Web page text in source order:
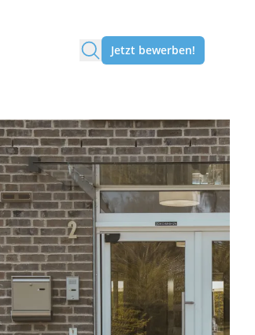
Jetzt bewerben!